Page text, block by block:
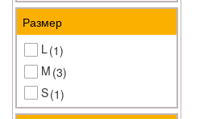
Чернильный(1)
Черный (2)
Размер
L(1)
M (3)
S(1)